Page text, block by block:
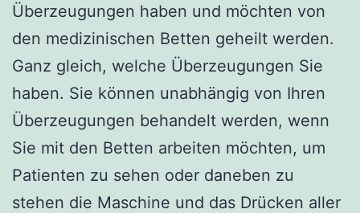
Überzeugungen haben und möchten von
den medizinischen Betten geheilt werden.
Ganz gleich, welche Überzeugungen Sie
haben. Sie können unabhängig von Ihren
Überzeugungen behandelt werden, wenn
Sie mit den Betten arbeiten möchten, um
Patienten zu sehen oder daneben zu
stehen die Maschine und das Drücken aller